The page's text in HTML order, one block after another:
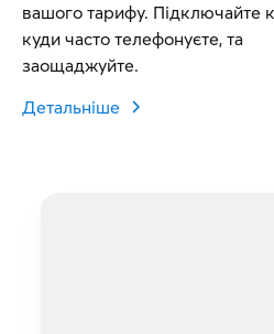
вашого тарифу. Підключайте
куди часто телефонуєте, та
заощаджуйте.
Детальніше